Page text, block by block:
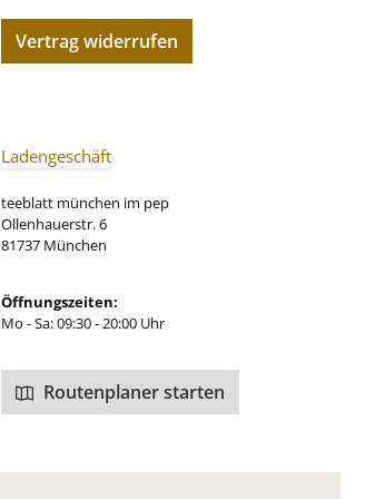
Vertrag widerrufen
Ladengeschäft
teeblatt münchen im pep
Ollenhauerstr. 6
81737 München
Öffnungszeiten:
Mo - Sa: 09:30 - 20:00 Uhr
Routenplaner starten